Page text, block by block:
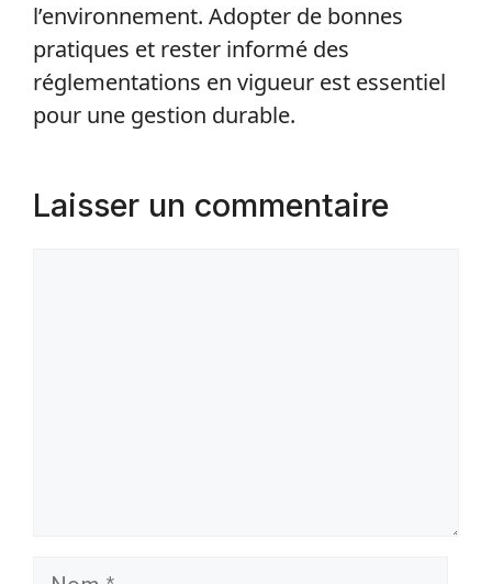
l’environnement. Adopter de bonnes
pratiques et rester informé des
réglementations en vigueur est essentiel
pour une gestion durable.
Laisser un commentaire
Nom